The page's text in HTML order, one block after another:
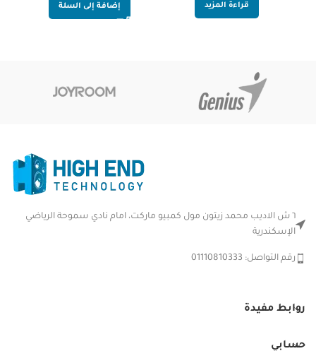
قراءة المزيد إضافة إلى السلة
٦ ش الاديب محمد زيتون مول كمبيو ماركت، امام نادي سموحة الرياضي
الإسكندرية
رقم التواصل: 01110810333
روابط مفيدة
حسابي